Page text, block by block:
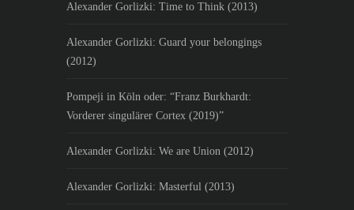
Alexander Gorlizki: Time to Think (2013)
Alexander Gorlizki: Guard your belongings
(2012)
Pompeji in Köln oder: “Franz Burkhardt:
Vorderer singulärer Cortex (2019)”
Alexander Gorlizki: We are Union (2012)
Alexander Gorlizki: Masterful (2013)